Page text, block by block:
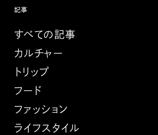
記事
すべての記事
カルチャー
トリップ
フード
ファッション
ライフスタイル